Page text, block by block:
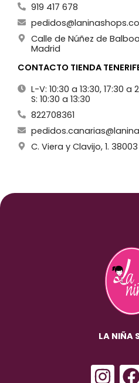
919 417 678
Calle de Núñez de
Madrid
CONTACTO TIENDA
L-V: 10:30 a 13:30, 17:30 a
S: 10:30 a 13:30
822708361
C. Viera y Clavijo, 1.
LA NIÑA
I F